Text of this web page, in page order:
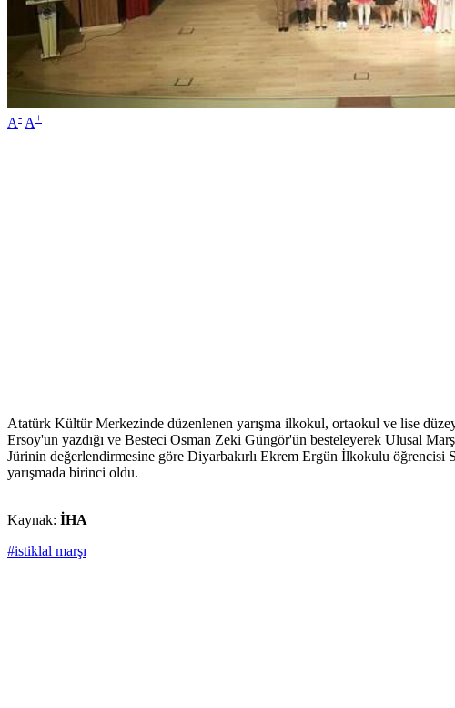
A- A+
Atatürk Kültür Merkezinde düzenlenen yarışma ilkokul, ortaokul ve lise
Ersoy'un yazdığı ve Besteci Osman Zeki Güngör'ün besteleyerek Ulusal
Jürinin değerlendirmesine göre Diyarbakırlı Ekrem Ergün İlkokulu
yarışmada birinci oldu.
Kaynak: İHA
#istiklal marşı